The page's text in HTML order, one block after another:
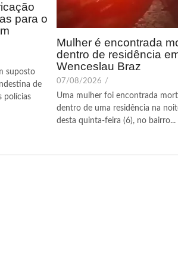
para o
suposto
de
polícias
Mulher é encontrada
dentro de residência
Wenceslau Braz
07/08/2026 /
Uma mulher foi encontrada
dentro de uma residência na
desta quinta-feira (6), no bairro...